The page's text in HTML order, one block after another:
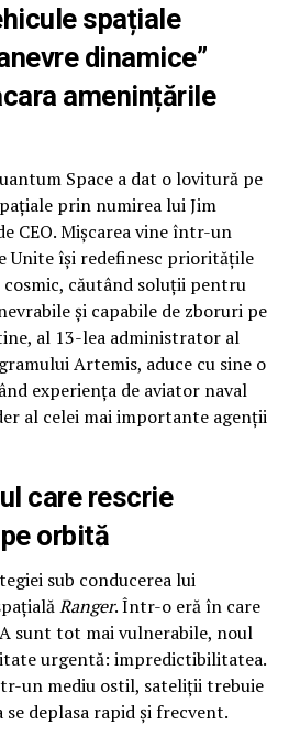
spațiale
dinamice”
amenințările
Space a dat o lovitură pe
prin numirea lui Jim
CEO. Mișcarea vine într-un
Unite își redefinesc prioritățile
căutând soluții pentru
și capabile de zboruri pe
al 13-lea administrator al
Artemis, aduce cu sine o
experiența de aviator naval
al celei mai importante agenții
care rescrie
orbită
sub conducerea lui
Ranger. Într-o eră în care
sunt tot mai vulnerabile, noul
urgentă: impredictibilitatea.
un mediu ostil, sateliții trebuie
se deplasa rapid și frecvent.